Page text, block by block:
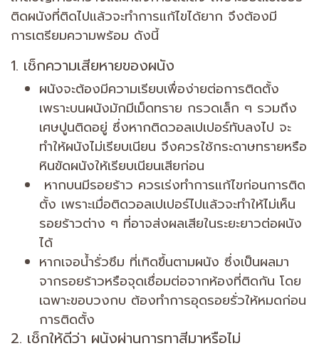
ติดผนังที่ติดไปแล้วจะทำการแก้ไขได้ยาก จึงต้องมี
การเตรียมความพร้อม ดังนี้
1. เช็กความเสียหายของผนัง
ผนังจะต้องมีความเรียบเพื่อง่ายต่อการติดตั้ง
เพราะบนผนังมักมีเม็ดทราย กรวดเล็ก ๆ รวมถึง
เศษปูนติดอยู่ ซึ่งหากติดวอลเปเปอร์ทับลงไป จะ
ทำให้ผนังไม่เรียบเนียน จึงควรใช้กระดาษทรายหรือ
หินขัดผนังให้เรียบเนียนเสียก่อน
หากบนมีรอยร้าว ควรเร่งทำการแก้ไขก่อนการติด
ตั้ง เพราะเมื่อติดวอลเปเปอร์ไปแล้วจะทำให้ไม่เห็น
รอยร้าวต่าง ๆ ที่อาจส่งผลเสียในระยะยาวต่อผนัง
ได้
หากเจอน้ำรั่วซึม ที่เกิดขึ้นตามผนัง ซึ่งเป็นผลมา
จากรอยร้าวหรือจุดเชื่อมต่อจากห้องที่ติดกัน โดย
เฉพาะขอบวงกบ ต้องทำการอุดรอยรั่วให้หมดก่อน
การติดตั้ง
2. เช็กให้ดีว่า ผนังผ่านการทาสีมาหรือไม่